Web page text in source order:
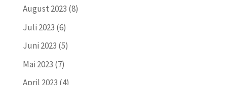
August 2023 (8)
Juli 2023 (6)
Juni 2023 (5)
Mai 2023 (7)
April 2023 (4)